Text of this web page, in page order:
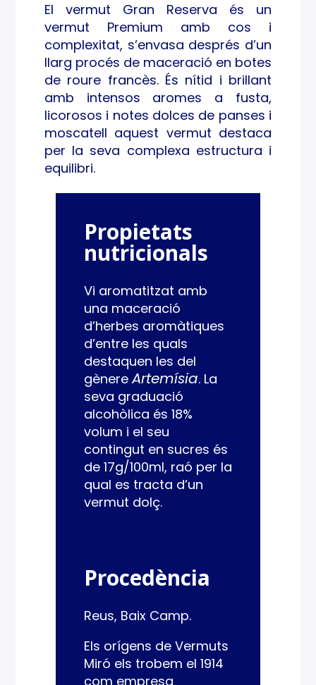
El vermut Gran Reserva és un
vermut Premium amb cos i
complexitat, s’envasa després d’un
llarg procés de maceració en botes
de roure francès. És nítid i brillant
amb intensos aromes a fusta,
licorosos i notes dolces de panses i
moscatell aquest vermut destaca
per la seva complexa estructura i
equilibri.
Propietats
nutricionals
Vi aromatitzat amb
una maceració
d’herbes aromàtiques
d’entre les quals
destaquen les del
gènereArtemísia. La
seva graduació
alcohòlica és 18%
volum i el seu
contingut en sucres és
de 17g/100ml, raó per la
qual es tracta d’un
vermut dolç.
Procedència
Reus, Baix Camp.
Els orígens de Vermuts
Miró els trobem el 1914
com empresa